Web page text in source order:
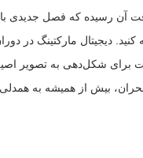
آن رسیده که فصل جدیدی با
کنید. دیجیتال مارکتینگ در
برای شکل‌دهی به تصویر
بیش از همیشه به همدلی